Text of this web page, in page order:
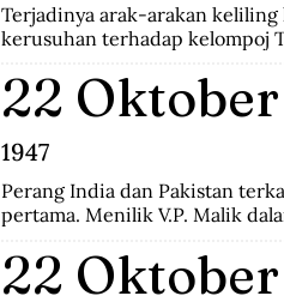
Terjadinya arak-arakan
kerusuhan terhadap kelompoj
22 Oktober
1947
Perang India dan Pakistan
pertama. Menilik V.P. Malik
di pihak Pakistan.
22